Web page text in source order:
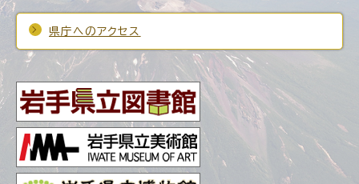
県庁へのアクセス